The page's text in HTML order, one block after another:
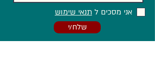
אני מסכים ל תנאי שימוש
שלח/י